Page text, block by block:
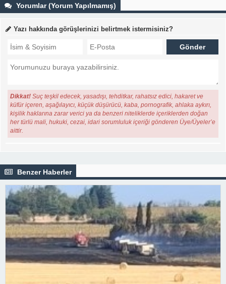
Yorumlar (Yorum Yapılmamış)
Yazı hakkında görüşlerinizi belirtmek istermisiniz?
Dikkat! Suç teşkil edecek, yasadışı, tehditkar, rahatsız edici, hakaret ve
küfür içeren, aşağılayıcı, küçük düşürücü, kaba, pornografik, ahlaka aykırı,
kişilik haklarına zarar verici ya da benzeri niteliklerde içeriklerden doğan
her türlü mali, hukuki, cezai, idari sorumluluk içeriği gönderen Üye/Üyeler’e
aittir.
Benzer Haberler